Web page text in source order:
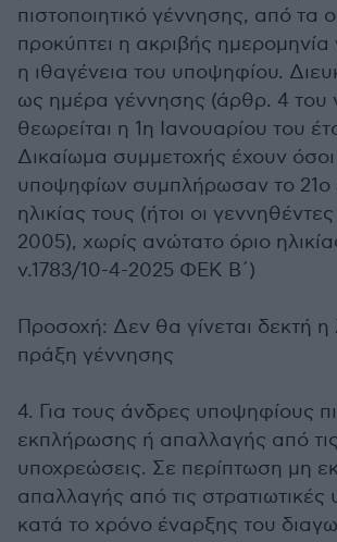
πιστοποιητικό γέννησης, από τα
προκύπτει η ακριβής ημερομηνία
η ιθαγένεια του υποψηφίου.
ως ημέρα γέννησης (άρθρ. 4 του
θεωρείται η 1η Ιανουαρίου του
Δικαίωμα συμμετοχής έχουν
υποψηφίων συμπλήρωσαν το 21ο
ηλικίας τους (ήτοι οι
2005), χωρίς ανώτατο όριο
ν.1783/10-4-2025 ΦΕΚ Β΄)
Προσοχή: Δεν θα γίνεται δεκτή η
πράξη γέννησης
4. Για τους άνδρες υποψηφίους
εκπλήρωσης ή απαλλαγής από τις
υποχρεώσεις. Σε περίπτωση μη
απαλλαγής από τις στρατιωτικές
κατά το χρόνο έναρξης του